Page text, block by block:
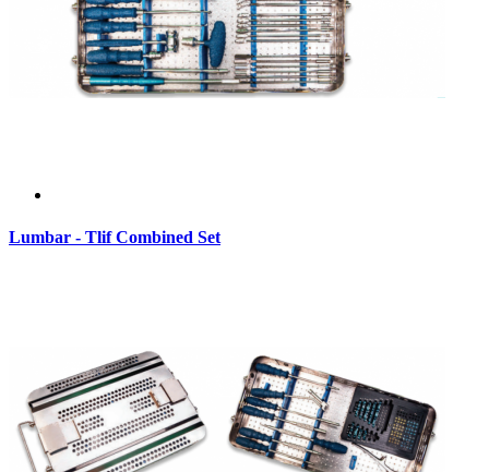
Lumbar - Tlif Combined Set